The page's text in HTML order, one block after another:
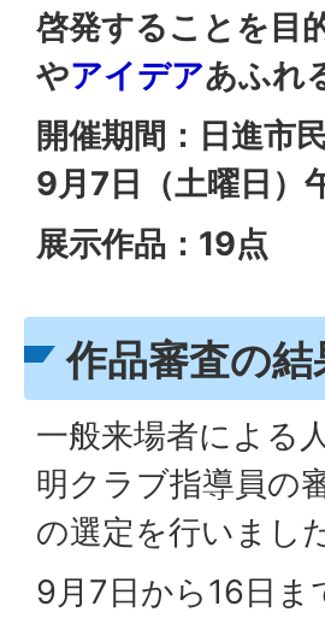
啓発することを目
やアイデアあふれ
開催期間：日進市
9月7日（土曜日）
展示作品：19点
作品審査の
一般来場者による
明クラブ指導員の
の選定を行いました
9月7日から16日ま